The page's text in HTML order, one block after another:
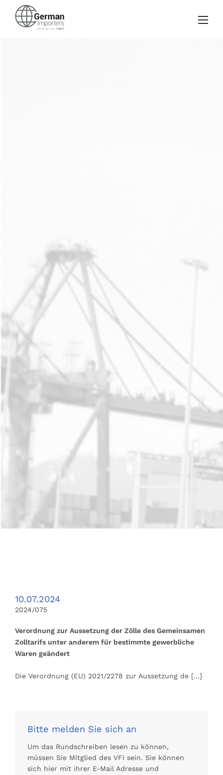
10.07.2024
2024/075
Verordnung zur Aussetzung der Zölle des Gemeinsamen
Zolltarifs unter anderem für bestimmte gewerbliche
Waren geändert
Die Verordnung (EU) 2021/2278 zur Aussetzung de [...]
Bitte melden Sie sich an
Um das Rundschreiben lesen zu können,
müssen Sie Mitglied des VFI sein. Sie können
sich hier mit ihrer E-Mail Adresse und